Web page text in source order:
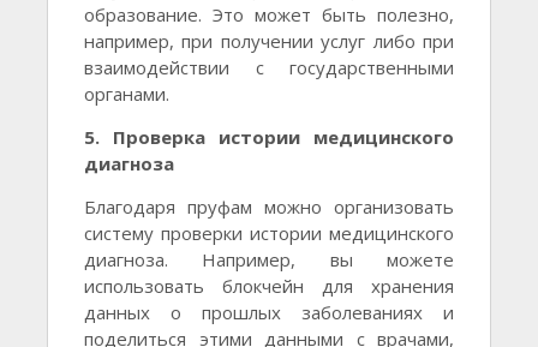
образование. Это может быть полезно,
например, при получении услуг либо при
взаимодействии с государственными
органами.
5. Проверка истории медицинского
диагноза
Благодаря пруфам можно организовать
систему проверки истории медицинского
диагноза. Например, вы можете
использовать блокчейн для хранения
данных о прошлых заболеваниях и
поделиться этими данными с врачами,